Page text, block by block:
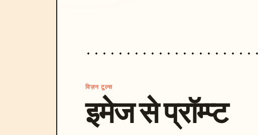
विज़न टूल्स
इमेज से प्रॉम्प्ट